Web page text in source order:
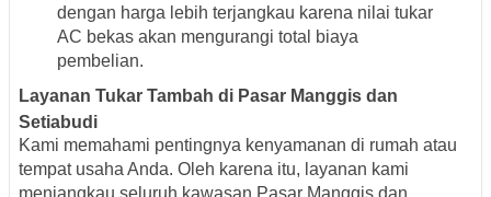
dengan harga lebih terjangkau karena nilai tukar
AC bekas akan mengurangi total biaya
pembelian.
Layanan Tukar Tambah di Pasar Manggis dan
Setiabudi
Kami memahami pentingnya kenyamanan di rumah atau
tempat usaha Anda. Oleh karena itu, layanan kami